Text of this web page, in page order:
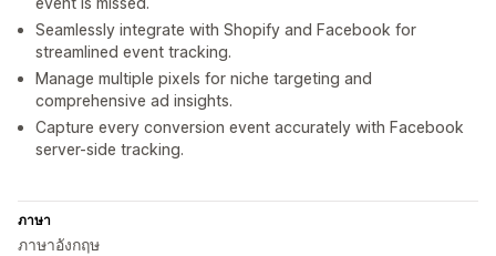
Seamlessly integrate with Shopify and Facebook for
streamlined event tracking.
Manage multiple pixels for niche targeting and
comprehensive ad insights.
Capture every conversion event accurately with Facebook
server-side tracking.
ภาษา
ภาษาอังกฤษ